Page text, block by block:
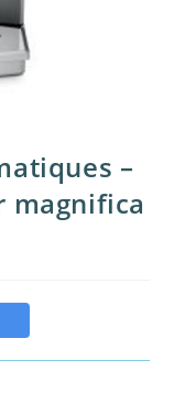
–
magnifica